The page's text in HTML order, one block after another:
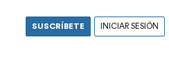
SUSCRÍBETE INICIAR SESIÓN